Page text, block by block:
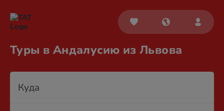
Туры в Андалусию из Львова
Куда